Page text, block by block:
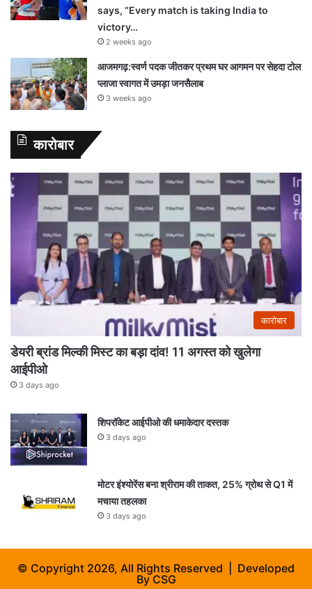
says, “Every match is taking India to
victory…
2 weeks ago
आजमगढ़:स्वर्ण पदक जीतकर प्रथम घर आगमन पर सेहदा टोल
प्लाजा स्वागत में उमड़ा जनसैलाब
3 weeks ago
कारोबार
कारोबार
डेयरी ब्रांड मिल्की मिस्ट का बड़ा दांव! 11 अगस्त को खुलेगा
आईपीओ
3 days ago
शिपरॉकेट आईपीओ की धमाकेदार दस्तक
3 days ago
मोटर इंश्योरेंस बना श्रीराम की ताकत, 25% ग्रोथ से Q1 में
मचाया तहलका
3 days ago
© Copyright 2026, All Rights Reserved | Developed
ByCSG